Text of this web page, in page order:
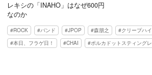
レキシの「INAHO」はなぜ600円
なのか
ROCK バンド JPOP 森朋之 クリープハ
本日、フラゲ日！
CHAI ポルカドットスティング